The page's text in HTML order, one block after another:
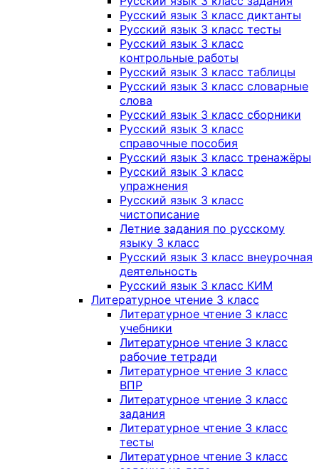
Русский язык 3 класс диктанты
Русский язык 3 класс тесты
Русский язык 3 класс
контрольные работы
Русский язык 3 класс таблицы
Русский язык 3 класс словарные
слова
Русский язык 3 класс сборники
Русский язык 3 класс
справочные пособия
Русский язык 3 класс тренажёры
Русский язык 3 класс
упражнения
Русский язык 3 класс
чистописание
Летние задания по русскому
языку 3 класс
Русский язык 3 класс внеурочная
деятельность
Русский язык 3 класс КИМ
Литературное чтение 3 класс
Литературное чтение 3 класс
учебники
Литературное чтение 3 класс
рабочие тетради
Литературное чтение 3 класс
ВПР
Литературное чтение 3 класс
задания
Литературное чтение 3 класс
тесты
Литературное чтение 3 класс